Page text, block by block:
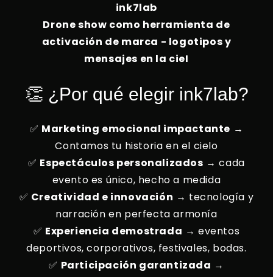
ink7lab
Drone show como herramienta de
activación de marca - logotipos y
mensajes en la cieI
👏 ¿Por qué elegir ink7lab?
✅ Marketing emocional impactante →
Contamos tu historia en el cielo
✅ Espectáculos personalizados → cada
evento es único, hecho a medida
✅ Creatividad e innovación → tecnología y
narración en perfecta armonía
✅ Experiencia demostrada → eventos
deportivos, corporativos, festivales, bodas.
✅ Participación garantizada →